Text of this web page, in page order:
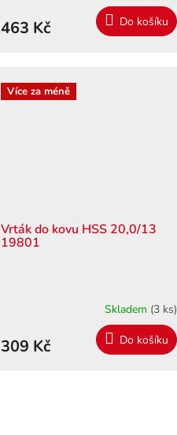
463 Kč Do košíku
Více za méně
Vrták do kovu HSS 20,0/13
19801
Skladem (3 ks)
309 Kč Do košíku